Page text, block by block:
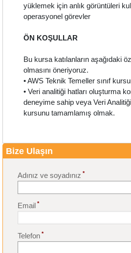
yüklemek için anlık görüntüleri
operasyonel görevler
ÖN KOŞULLAR
Bu kursa katılanların aşağıdaki
olmasını öneriyoruz.
• AWS Teknik Temeller sınıf
• Veri analitiği hatları oluşturma
deneyime sahip veya Veri
kursunu tamamlamış olmak.
Bize Ulaşın
Adınız ve soyadınız *
Email *
Telefon *